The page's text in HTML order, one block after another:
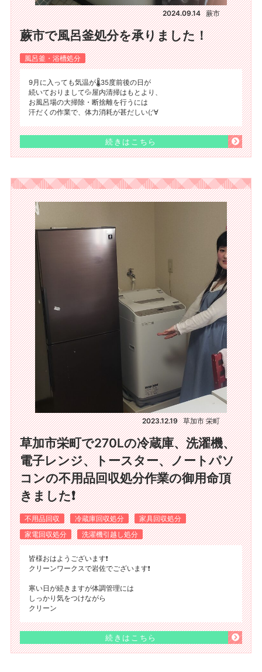
2024.09.14 蕨市
蕨市で風呂釜処分を承りました！
風呂釜・浴槽処分
9月に入っても気温が🌡35度前後の日が
続いておりまして💦屋内清掃はもとより、
お風呂場の大掃除・断捨離を行うには
汗だくの作業で、体力消耗が甚だしい(;'∀
続きはこちら
2023.12.19 草加市 栄町
草加市栄町で270Lの冷蔵庫、洗濯機、
電子レンジ、トースター、ノートパソ
コンの不用品回収処分作業の御用命頂
きました❗
不用品回収 冷蔵庫回収処分
家具回収処分
家電回収処分
洗濯機引越し処分
皆様おはようございます❗
クリーンワークスで岩佐でございます❗
寒い日が続きますが体調管理には
しっかり気をつけながら
クリーン
続きはこちら